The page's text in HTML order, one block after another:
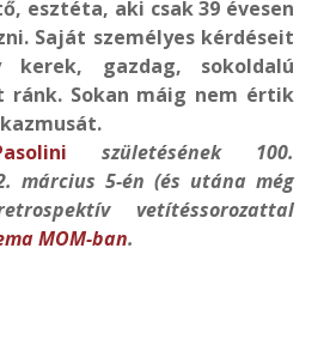
esztéta, aki csak 39 évesen
Saját személyes kérdéseit
kerek, gazdag, sokoldalú
ránk. Sokan máig nem értik
születésének 100.
március 5-én (és utána még
vetítéssorozattal
MOM-ban.